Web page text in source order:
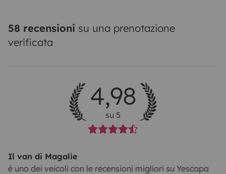
58 recensioni su una prenotazione
verificata
4,98
su 5
Il van di Magalie
è uno dei veicoli con le recensioni migliori su Yescapa